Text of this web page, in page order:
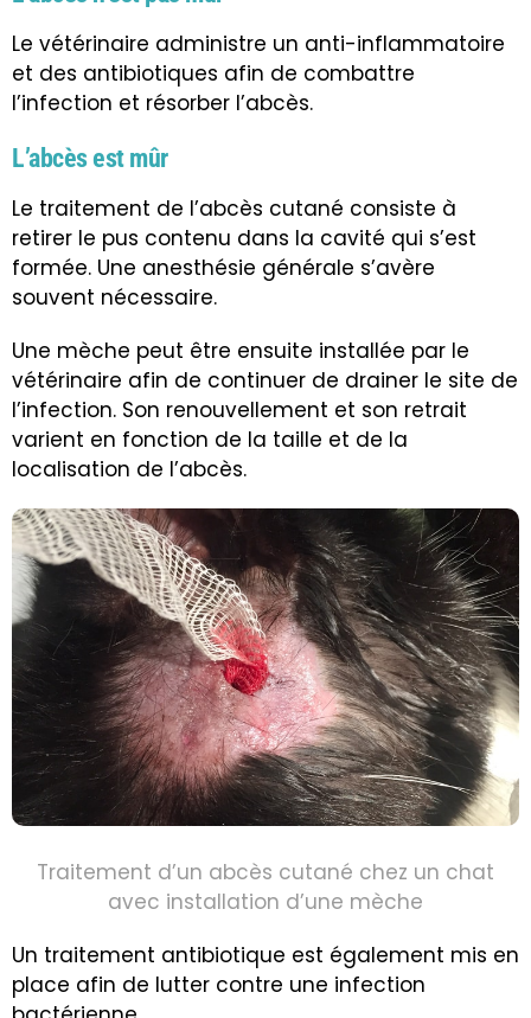
Le vétérinaire administre un anti-inflammatoire
et des antibiotiques afin de combattre
l’infection et résorber l’abcès.
L’abcès est mûr
Le traitement de l’abcès cutané consiste à
retirer le pus contenu dans la cavité qui s’est
formée. Une anesthésie générale s’avère
souvent nécessaire.
Une mèche peut être ensuite installée par le
vétérinaire afin de continuer de drainer le site de
l’infection. Son renouvellement et son retrait
varient en fonction de la taille et de la
localisation de l’abcès.
Traitement d’un abcès cutané chez un chat
avec installation d’une mèche
Un traitement antibiotique est également mis en
place afin de lutter contre une infection